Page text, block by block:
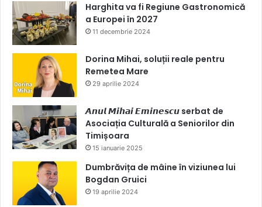
Harghita va fi Regiune Gastronomică
a Europei în 2027
11 decembrie 2024
Dorina Mihai, soluții reale pentru
Remetea Mare
29 aprilie 2024
𝘼𝙣𝙪𝙡 𝙈𝙞𝙝𝙖𝙞 𝙀𝙢𝙞𝙣𝙚𝙨𝙘𝙪 serbat de
Asociația Culturală a Seniorilor din
Timișoara
15 ianuarie 2025
Dumbrăvița de mâine în viziunea lui
Bogdan Gruici
19 aprilie 2024